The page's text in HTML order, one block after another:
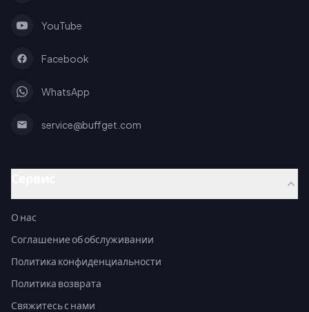
YouTube
Facebook
WhatsApp
service@buffget.com
О нас
Соглашение об обслуживании
Политика конфиденциальности
Политика возврата
Свяжитесь с нами